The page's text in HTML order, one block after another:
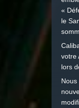
«
le
votre
lors